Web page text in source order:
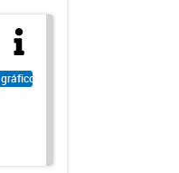
gráfico